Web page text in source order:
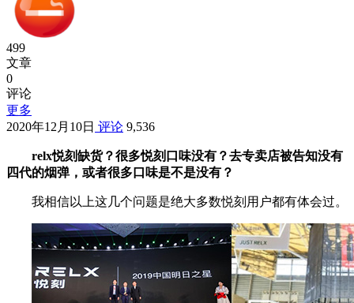
499
文章
0
评论
更多
2020年12月10日 评论 9,536
relx悦刻缺货？很多悦刻口味没有？去专卖店被告知没有
四代的烟弹，或者很多口味是不是没有？
我相信以上这几个问题是绝大多数悦刻用户都有体会过。